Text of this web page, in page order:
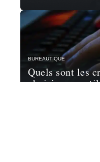
BUREAUTIQUE
Quels sont les
choisir un